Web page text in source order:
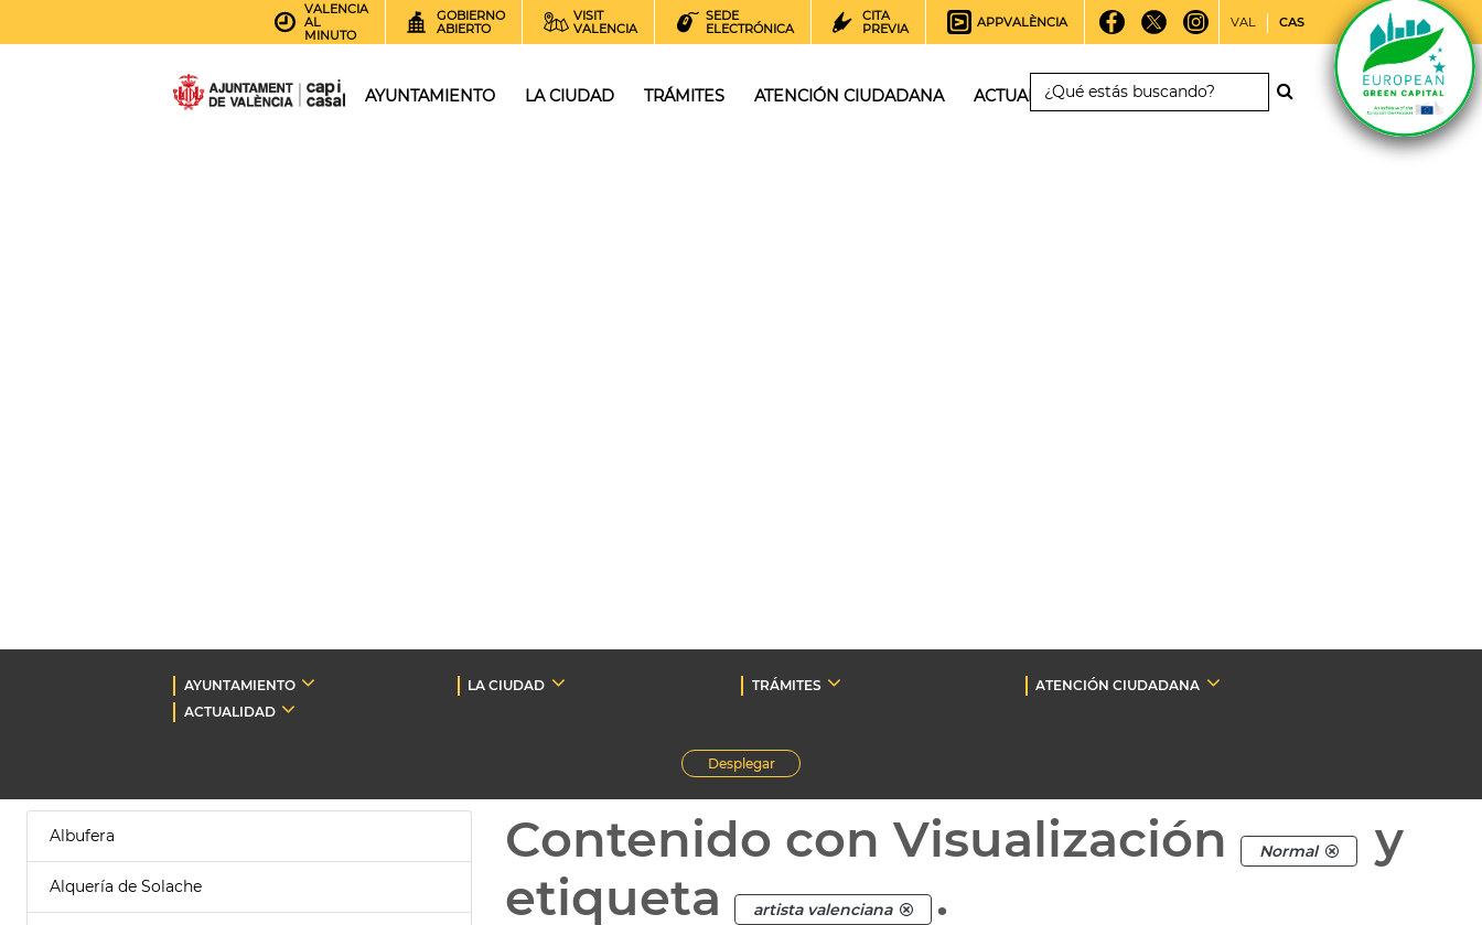
VALENCIA
AL
MINUTO
GOBIERNO
ABIERTO
VISIT
VALENCIA
SEDE
ELECTRÓNICA
CITA
PREVIA
APPVALÈNCIA VAL CAS
AYUNTAMIENTO LA CIUDAD TRÁMITES ATENCIÓN CIUDADANA ACTUALIDAD
AYUNTAMIENTO LA CIUDAD TRÁMITES
ATENCIÓN CIUDADANA
ACTUALIDAD
Desplegar
Albufera
Alquería de Solache
Contenido con Visualización Normal
y
etiqueta
artista valenciana .